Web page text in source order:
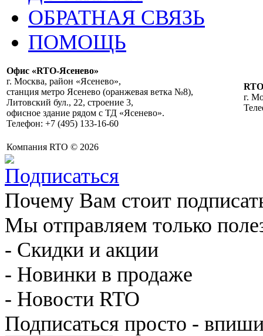
ОБРАТНАЯ СВЯЗЬ
ПОМОЩЬ
Офис «RTO-Ясенево»
г. Москва, район «Ясенево»,
станция метро Ясенево (оранжевая ветка №8),
Литовский бул., 22, строение 3,
офисное здание рядом с ТД «Ясенево».
Телефон: +7 (495) 133-16-60
г.
Компания RTO © 2026
Почему Вам стоит
Мы отправляем только
- Скидки и акции
- Новинки в продаже
- Новости RTO
Подписаться просто -